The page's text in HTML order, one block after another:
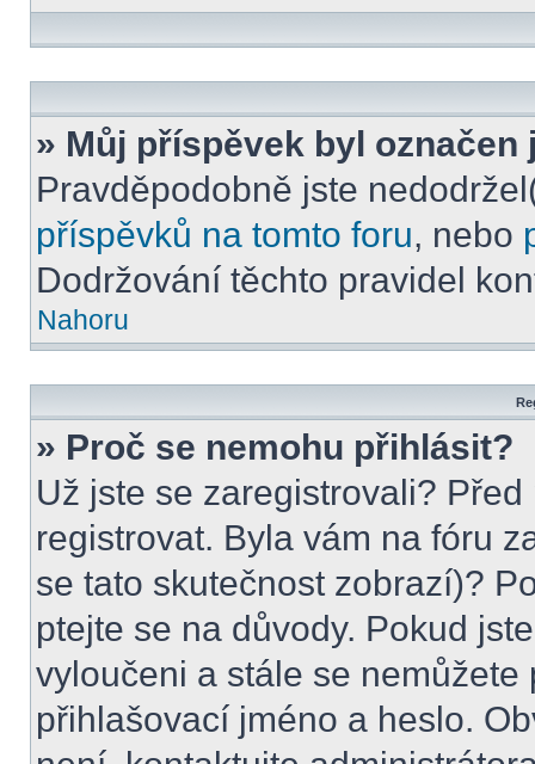
» Můj příspěvek byl
Pravděpodobně jste
příspěvků na tomto foru, nebo
Dodržování těchto pravidel
Nahoru
» Proč se nemohu přihlásit?
Už jste se zaregistrovali?
registrovat. Byla vám na fóru
se tato skutečnost zobrazí)?
ptejte se na důvody. Pokud
vyloučeni a stále se
přihlašovací jméno a heslo.